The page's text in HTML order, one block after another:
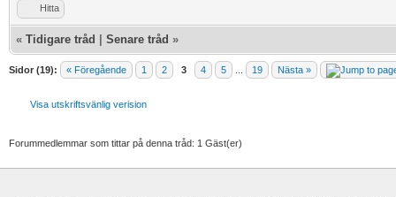
Hitta
« Tidigare tråd Senare tråd »
Sidor (19): « Föregående 1 2 3 4 5 19 Nästa »
Visa utskriftsvänlig verision
Forummedlemmar som tittar på denna tråd: 1 Gäst(er)